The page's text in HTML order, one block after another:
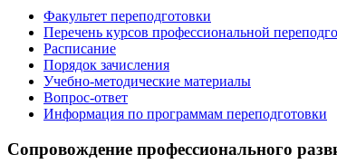
Факультет переподготовки
Перечень курсов профессиональной
Расписание
Порядок зачисления
Учебно-методические материалы
Вопрос-ответ
Информация по программам переподготовки
Сопровождение профессионального